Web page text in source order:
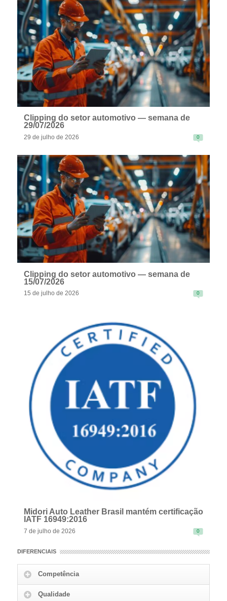
READ MORE
READ MORE
Clipping do setor automotivo — semana de
29/07/2026
29 de julho de 2026 0
Clipping do setor automotivo — semana de
15/07/2026
15 de julho de 2026 0
Midori Auto Leather Brasil mantém certificação
IATF 16949:2016
7 de julho de 2026 0
DIFERENCIAIS
Competência
Qualidade